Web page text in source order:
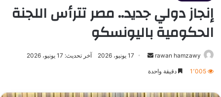
إنجاز دولي جديد.. مصر تترأس اللجنة
الحكومية باليونسكو
rawan hamzawy
أرسل 17 يونيو، 2026 آخر تحديث: 17 يونيو، 2026
1٬005 دقيقة واحدة